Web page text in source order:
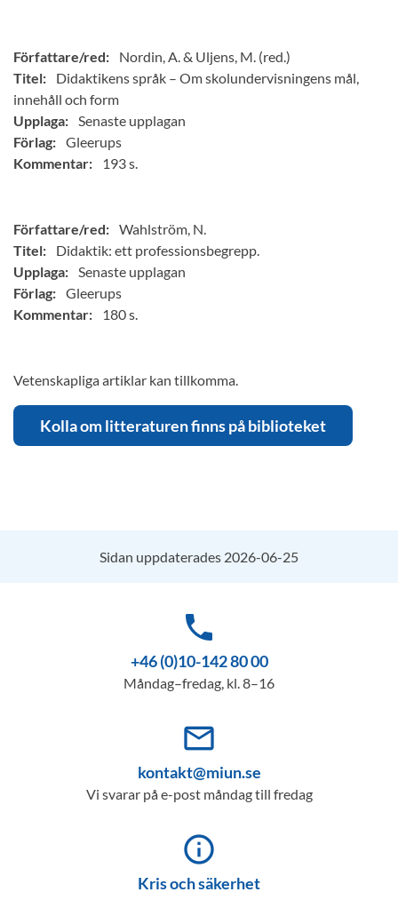
Författare/red:
Nordin, A. & Uljens, M. (red.)
Titel:
Didaktikens språk – Om skolundervisningens mål,
innehåll och form
Upplaga: Senaste upplagan
Förlag: Gleerups
Kommentar:
193 s.
Författare/red: Wahlström, N.
Titel:
Didaktik: ett professionsbegrepp.
Upplaga: Senaste upplagan
Förlag: Gleerups
Kommentar:
180 s.
Vetenskapliga artiklar kan tillkomma.
Kolla om litteraturen finns på biblioteket
Sidan uppdaterades 2026-06-25
phone
+46 (0)10-142 80 00
Måndag–fredag, kl. 8–16
mail_outline
kontakt@miun.se
Vi svarar på e-post måndag till fredag
info_outline
Kris och säkerhet